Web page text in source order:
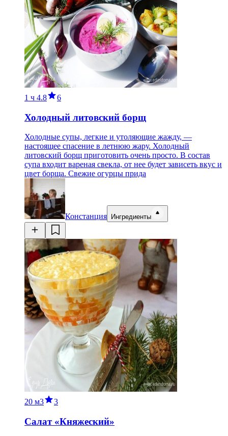
1 ч 4.8 6
Холодный литовский борщ
Холодные супы, легкие и утоляющие жажду, —
настоящее спасение в летнюю жару. Холодный
литовский борщ приготовить очень просто. В состав
супа входит вареная свекла, от нее будет зависеть вкус и
цвет борща. Свежие огурцы прида
Констанция Ингредиенты
20 м3 3
Салат «Княжеский»